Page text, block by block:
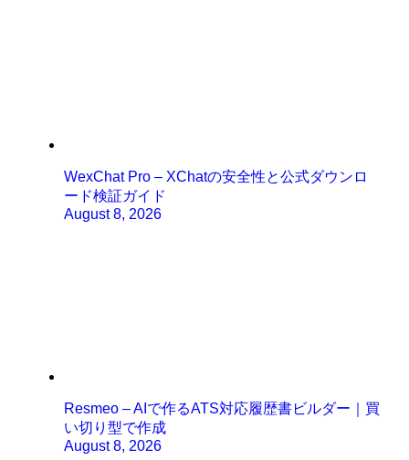
WexChat Pro – XChatの安全性と公式ダウンロ
ード検証ガイド
August 8, 2026
Resmeo – AIで作るATS対応履歴書ビルダー｜買
い切り型で作成
August 8, 2026